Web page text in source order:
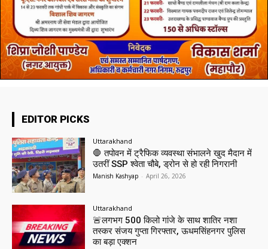
EDITOR PICKS
Uttarakhand
🛑 तपोवन में ट्रैफिक व्यवस्था संभालने खुद मैदान में
उतरीं SSP श्वेता चौबे, ड्रोन से हो रही निगरानी
Manish Kashyap - April 26, 2026
Uttarakhand
🚨लगभग 500 किलो गांजे के साथ शातिर नशा
तस्कर संजय गुप्ता गिरफ्तार, ऊधमसिंहनगर पुलिस
का बड़ा एक्शन